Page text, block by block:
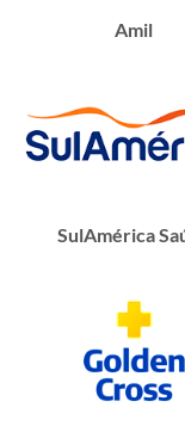
Amil
SulAmérica